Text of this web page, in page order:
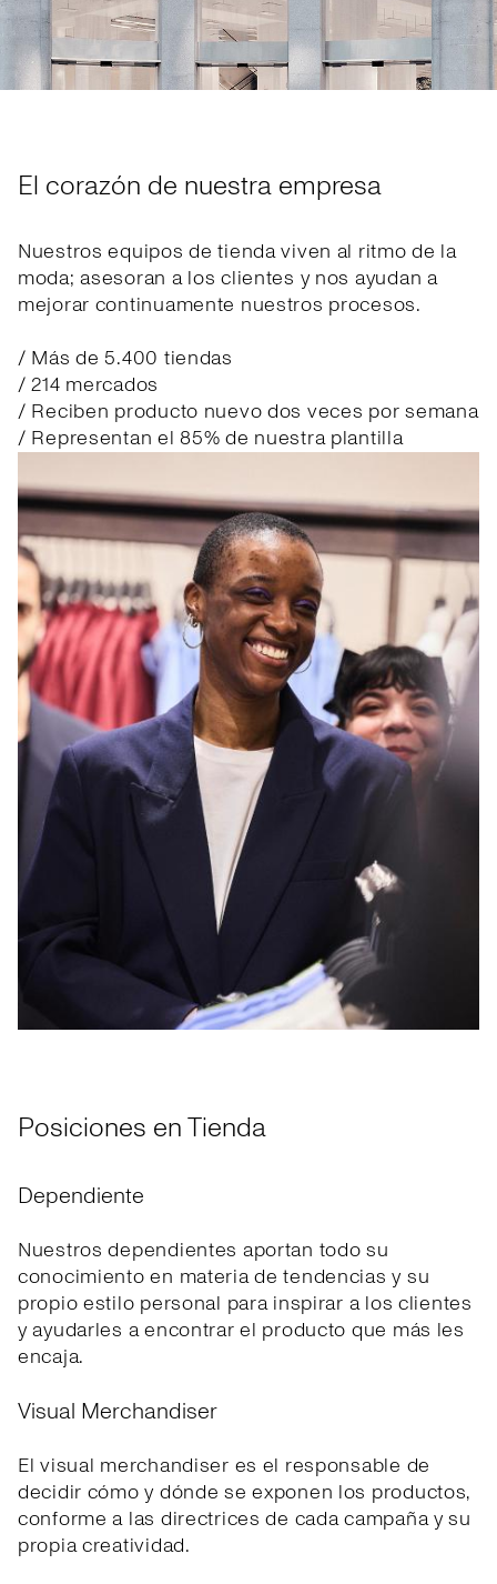
El corazón de nuestra empresa
Nuestros equipos de tienda viven al ritmo de la
moda; asesoran a los clientes y nos ayudan a
mejorar continuamente nuestros procesos.
/ Más de 5.400 tiendas
/ 214 mercados
/ Reciben producto nuevo dos veces por semana
/ Representan el 85% de nuestra plantilla
Posiciones en Tienda
Dependiente
Nuestros dependientes aportan todo su
conocimiento en materia de tendencias y su
propio estilo personal para inspirar a los clientes
y ayudarles a encontrar el producto que más les
encaja.
Visual Merchandiser
El visual merchandiser es el responsable de
decidir cómo y dónde se exponen los productos,
conforme a las directrices de cada campaña y su
propia creatividad.